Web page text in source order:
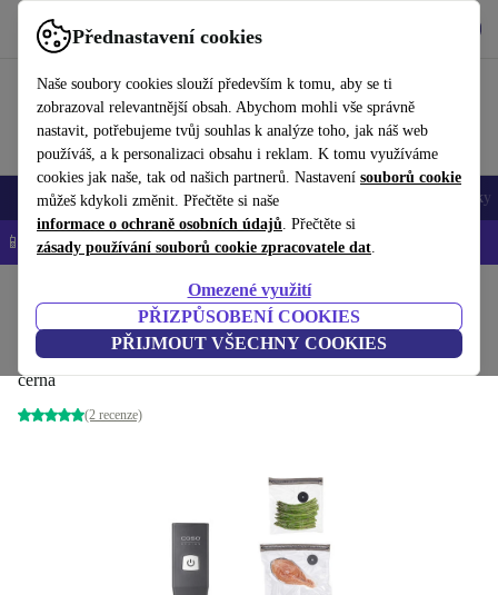
Přednastavení cookies
Naše soubory cookies slouží především k tomu, aby se ti
zobrazoval relevantnější obsah. Abychom mohli vše správně
nastavit, potřebujeme tvůj souhlas k analýze toho, jak náš web
používáš, a k personalizaci obsahu i reklam. K tomu využíváme
cookies jak naše, tak od našich partnerů. Nastavení souborů cookie
můžeš kdykoli změnit. Přečtěte si naše
informace o ochraně osobních údajů. Přečtěte si
zásady používání souborů cookie zpracovatele dat.
Omezené využití
PŘIZPŮSOBENÍ COOKIES
PŘIJMOUT VŠECHNY COOKIES
Používejte refurbed rychle a snadno
Mobily a smartphony Notebooky Tablety Doplňky
📱 -5 % NAVÍC na všechny iPhony – kód: IPHONEDEAL-
Kuchyňské spotřebiče
Caso Vacu OneTouch ruční vakuovač
černá
(2 recenze)